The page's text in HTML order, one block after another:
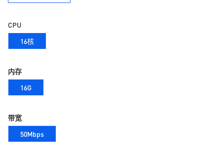
CPU
16核
内存
16G
带宽
50Mbps